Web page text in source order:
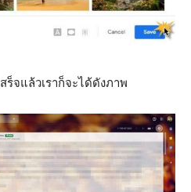
ร็จแล้วเราก็จะได้ดังภาพ